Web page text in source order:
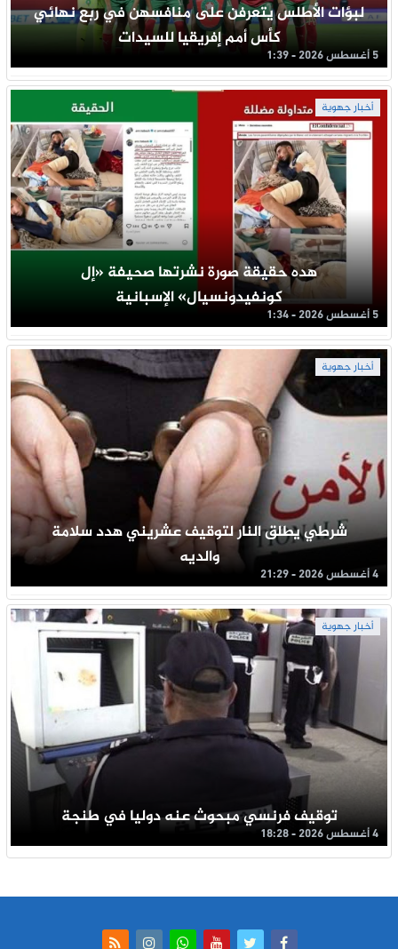
لبؤات الأطلس يتعرفن على منافسهن في ربع نهائي
كأس أمم إفريقيا للسيدات
5 أغسطس 2026 - 1:39
أخبار جهوية
هده حقيقة صورة نشرتها صحيفة «إل
كونفيدونسيال» الإسبانية
5 أغسطس 2026 - 1:34
أخبار جهوية
شرطي يطلق النار لتوقيف عشريني هدد سلامة
والديه
4 أغسطس 2026 - 21:29
أخبار جهوية
توقيف فرنسي مبحوث عنه دوليا في طنجة
4 أغسطس 2026 - 18:28